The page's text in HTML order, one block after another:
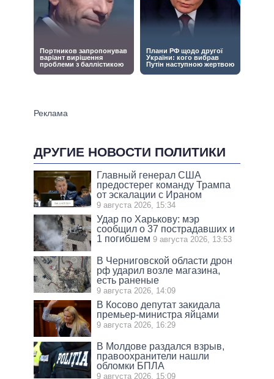
ДРУГИЕ НОВОСТИ ПОЛИТИКИ
Главный генерал США
предостерег команду Трампа
от эскалации с Ираном
9 августа 2026, 15:34
Удар по Харькову: мэр
сообщил о 37 пострадавших и
1 погибшем 9 августа 2026, 13:53
В Черниговской области дрон
рф ударил возле магазина,
есть раненые
9 августа 2026, 14:09
В Косово депутат закидала
премьер-министра яйцами
9 августа 2026, 16:29
В Молдове раздался взрыв,
правоохранители нашли
обломки БПЛА
9 августа 2026, 15:09